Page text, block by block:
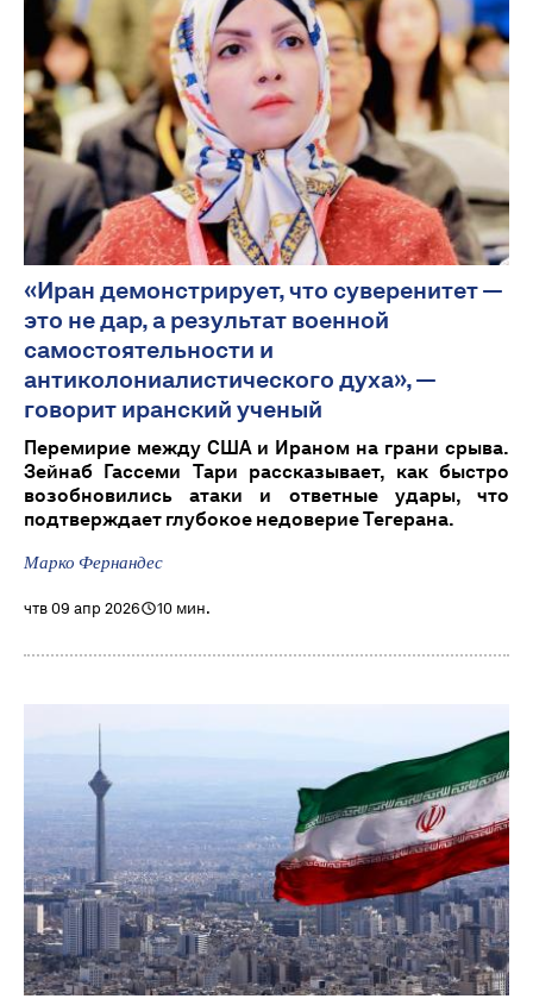
«Иран демонстрирует, что суверенитет —
это не дар, а результат военной
самостоятельности и
антиколониалистического духа», —
говорит иранский ученый
Перемирие между США и Ираном на грани срыва.
Зейнаб Гассеми Тари рассказывает, как быстро
возобновились атаки и ответные удары, что
подтверждает глубокое недоверие Тегерана.
Марко Фернандес
чтв 09 апр 2026 10 мин.